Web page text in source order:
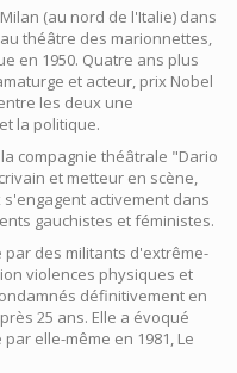
(au nord de l'Italie) dans
théâtre des marionnettes,
en 1950. Quatre ans plus
et acteur, prix Nobel
les deux une
la politique.
compagnie théâtrale "Dario
et metteur en scène,
activement dans
gauchistes et féministes.
par des militants d'extrême-
violences physiques et
définitivement en
25 ans. Elle a évoqué
elle-même en 1981, Le